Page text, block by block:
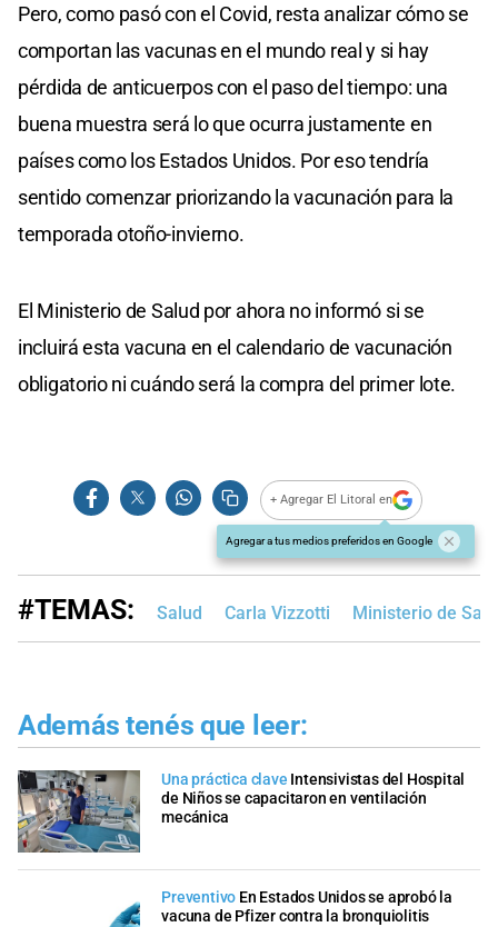
Pero, como pasó con el Covid, resta analizar cómo se
comportan las vacunas en el mundo real y si hay
pérdida de anticuerpos con el paso del tiempo: una
buena muestra será lo que ocurra justamente en
países como los Estados Unidos. Por eso tendría
sentido comenzar priorizando la vacunación para la
temporada otoño-invierno.
El Ministerio de Salud por ahora no informó si se
incluirá esta vacuna en el calendario de vacunación
obligatorio ni cuándo será la compra del primer lote.
+ Agregar El Litoral en
Agregar a tus medios preferidos en Google
#TEMAS: Salud Carla Vizzotti Ministerio de
Además tenés que leer:
Una práctica clave Intensivistas del Hospital
de Niños se capacitaron en ventilación
mecánica
Preventivo En Estados Unidos se aprobó la
vacuna de Pfizer contra la bronquiolitis